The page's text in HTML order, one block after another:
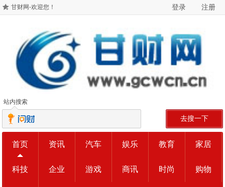
甘财网-欢迎您！ 登录 注册
站内搜索
去搜一下
首页 资讯 汽车 娱乐 教育 家居
科技 企业 游戏 商讯 时尚 购物